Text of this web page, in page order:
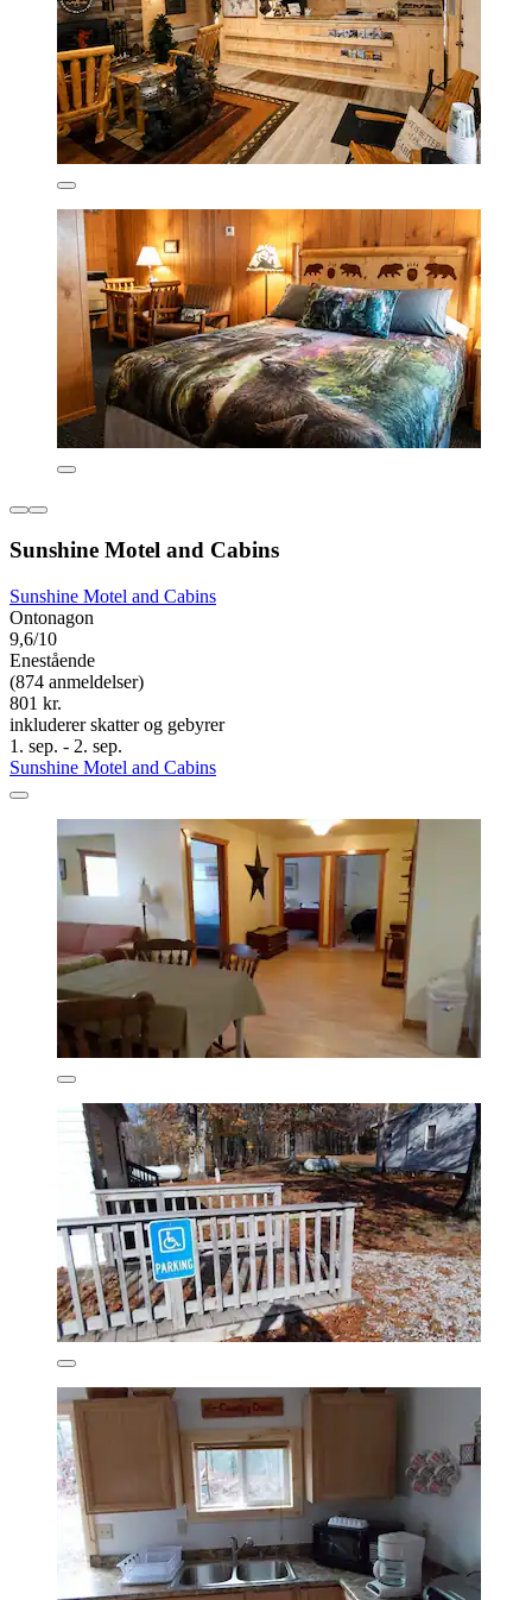
Sunshine Motel and Cabins
Sunshine Motel and Cabins
Ontonagon
9,6/10
Enestående
(874 anmeldelser)
801 kr.
inkluderer skatter og gebyrer
1. sep. - 2. sep.
Sunshine Motel and Cabins